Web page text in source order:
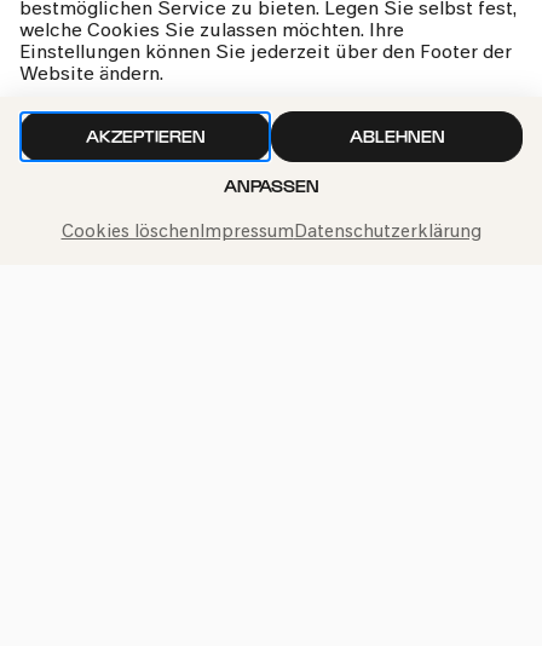
bestmöglichen Service zu bieten. Legen Sie selbst fest,
welche Cookies Sie zulassen möchten. Ihre
Einstellungen können Sie jederzeit über den Footer der
Website ändern.
AKZEPTIEREN ABLEHNEN
ANPASSEN
Cookies löschenImpressumDatenschutzerklärung
Philharmonie-Hotline anrufen